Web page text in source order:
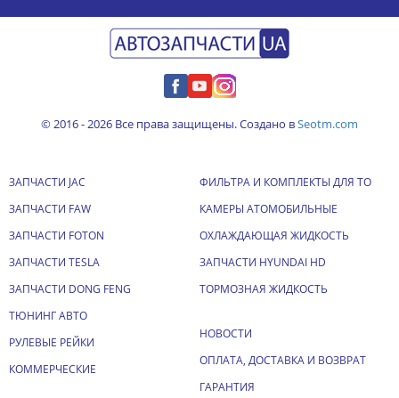
© 2016 - 2026 Все права защищены. Создано вSeotm.com
ЗАПЧАСТИ JAC
ЗАПЧАСТИ FAW
ЗАПЧАСТИ FOTON
ЗАПЧАСТИ TESLA
ЗАПЧАСТИ DONG FENG
ТЮНИНГ АВТО
РУЛЕВЫЕ РЕЙКИ
КОММЕРЧЕСКИЕ
ФИЛЬТРА И КОМПЛЕКТЫ ДЛЯ ТО
КАМЕРЫ АТОМОБИЛЬНЫЕ
ОХЛАЖДАЮЩАЯ ЖИДКОСТЬ
ЗАПЧАСТИ HYUNDAI HD
ТОРМОЗНАЯ ЖИДКОСТЬ
НОВОСТИ
ОПЛАТА, ДОСТАВКА И ВОЗВРАТ
ГАРАНТИЯ